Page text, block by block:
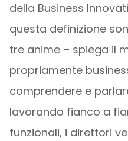
della Business
questa definizione
tre anime – spiega il
propriamente
comprendere e
lavorando fianco a
funzionali, i direttori